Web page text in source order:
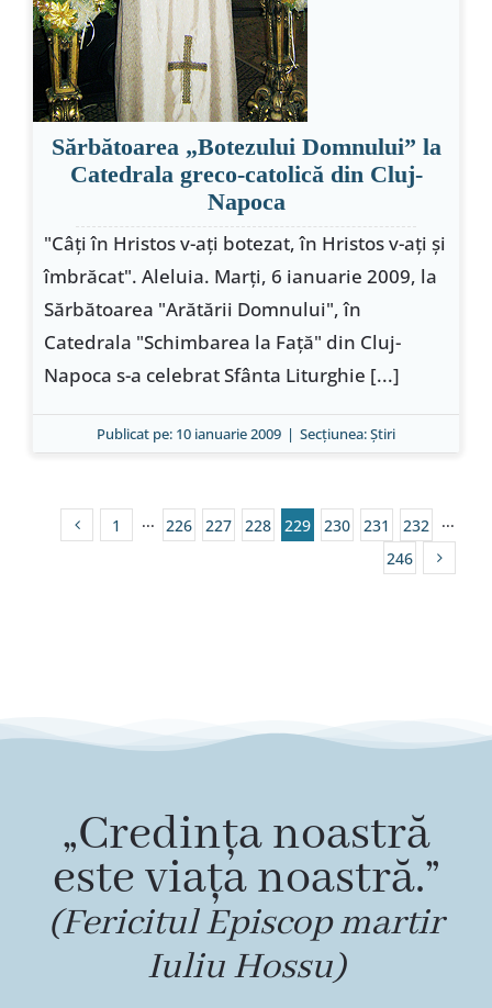
Sărbătoarea „Botezului Domnului” la
Catedrala greco-catolică din Cluj-
Napoca
"Câţi în Hristos v-aţi botezat, în Hristos v-aţi şi
îmbrăcat". Aleluia. Marţi, 6 ianuarie 2009, la
Sărbătoarea "Arătării Domnului", în
Catedrala "Schimbarea la Faţă" din Cluj-
Napoca s-a celebrat Sfânta Liturghie [...]
Publicat pe: 10 ianuarie 2009 | Secțiunea:Ştiri
1 ··· 226 227 228 229 230 231 232
···
246
„Credința noastră
este viața noastră.”
(Fericitul Episcop martir
Iuliu Hossu)